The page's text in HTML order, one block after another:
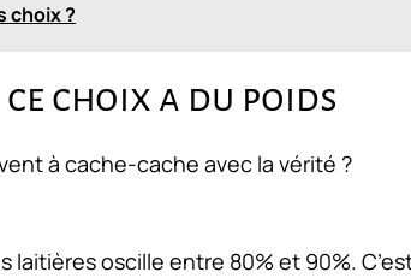
choix ?
choix a du poids
à cache-cache avec la vérité ?
oscille entre 80% et 90%.